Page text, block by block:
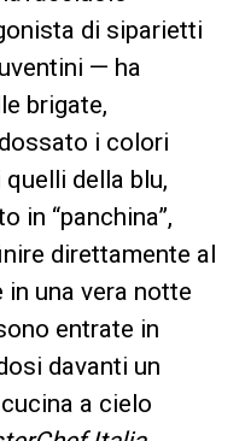
di siparietti
— ha
brigate,
i colori
della blu,
in “panchina”,
direttamente al
in una vera notte
entrate in
davanti un
a cielo